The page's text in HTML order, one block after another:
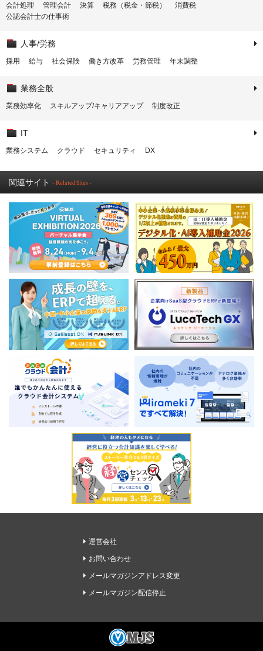
会計処理 管理会計 決算 税務（税金・節税）
消費税
公認会計士の仕事術
人事/労務
採用 給与 社会保険 働き方改革 労務管理 年末調整
業務全般
業務効率化 スキルアップ/キャリアアップ 制度改正
IT
業務システム クラウド セキュリティ DX
関連サイト - Related Sites -
運営会社
お問い合わせ
メールマガジンアドレス変更
メールマガジン配信停止